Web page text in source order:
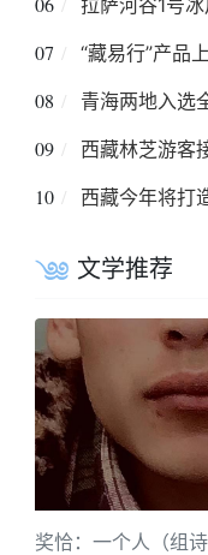
07 “藏易行”产品
08 青海两地入选
09 西藏林芝游客
10
文学推荐
奖恰：一个人（组诗